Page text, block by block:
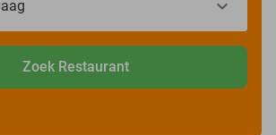
Zoek Restaurant